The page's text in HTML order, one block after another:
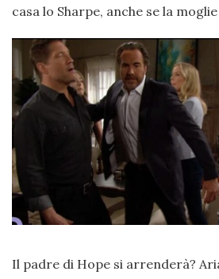
casa lo Sharpe, anche se la
Il padre di Hope si arrenderà?